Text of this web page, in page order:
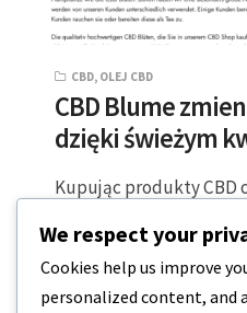
CBD, OLEJ CBD
CBD Blume
dzięki świeżym
Kupując produkty CBD
kremów do ciała – wiele
2 MINUTY CZYTANIA
We respect your
Cookies help us improve
personalized content, and